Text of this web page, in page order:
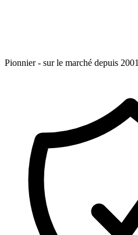
Pionnier - sur le marché depuis 2001